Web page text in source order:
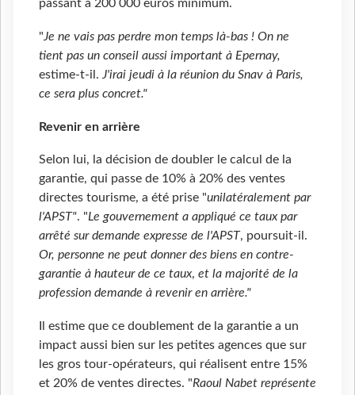
passant à 200 000 euros minimum.
"Je ne vais pas perdre mon temps là-bas ! On ne
tient pas un conseil aussi important à Epernay,
estime-t-il. J'irai jeudi à la réunion du Snav à Paris,
ce sera plus concret."
Revenir en arrière
Selon lui, la décision de doubler le calcul de la
garantie, qui passe de 10% à 20% des ventes
directes tourisme, a été prise "unilatéralement par
l'APST". "Le gouvernement a appliqué ce taux par
arrêté sur demande expresse de l'APST, poursuit-il.
Or, personne ne peut donner des biens en contre-
garantie à hauteur de ce taux, et la majorité de la
profession demande à revenir en arrière."
Il estime que ce doublement de la garantie a un
impact aussi bien sur les petites agences que sur
les gros tour-opérateurs, qui réalisent entre 15%
et 20% de ventes directes. "Raoul Nabet représente